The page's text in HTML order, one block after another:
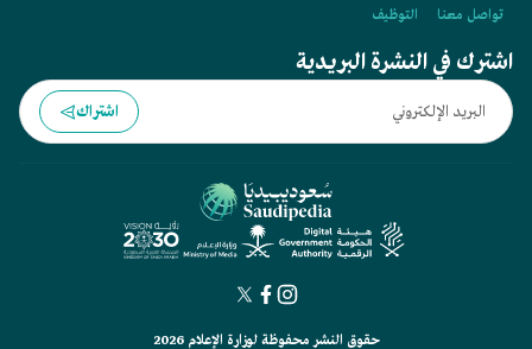
تواصل معنا
التوظيف
اشترك في النشرة البريدية
اشتراك
حقوق النشر محفوظة لوزارة الإعلام 2026